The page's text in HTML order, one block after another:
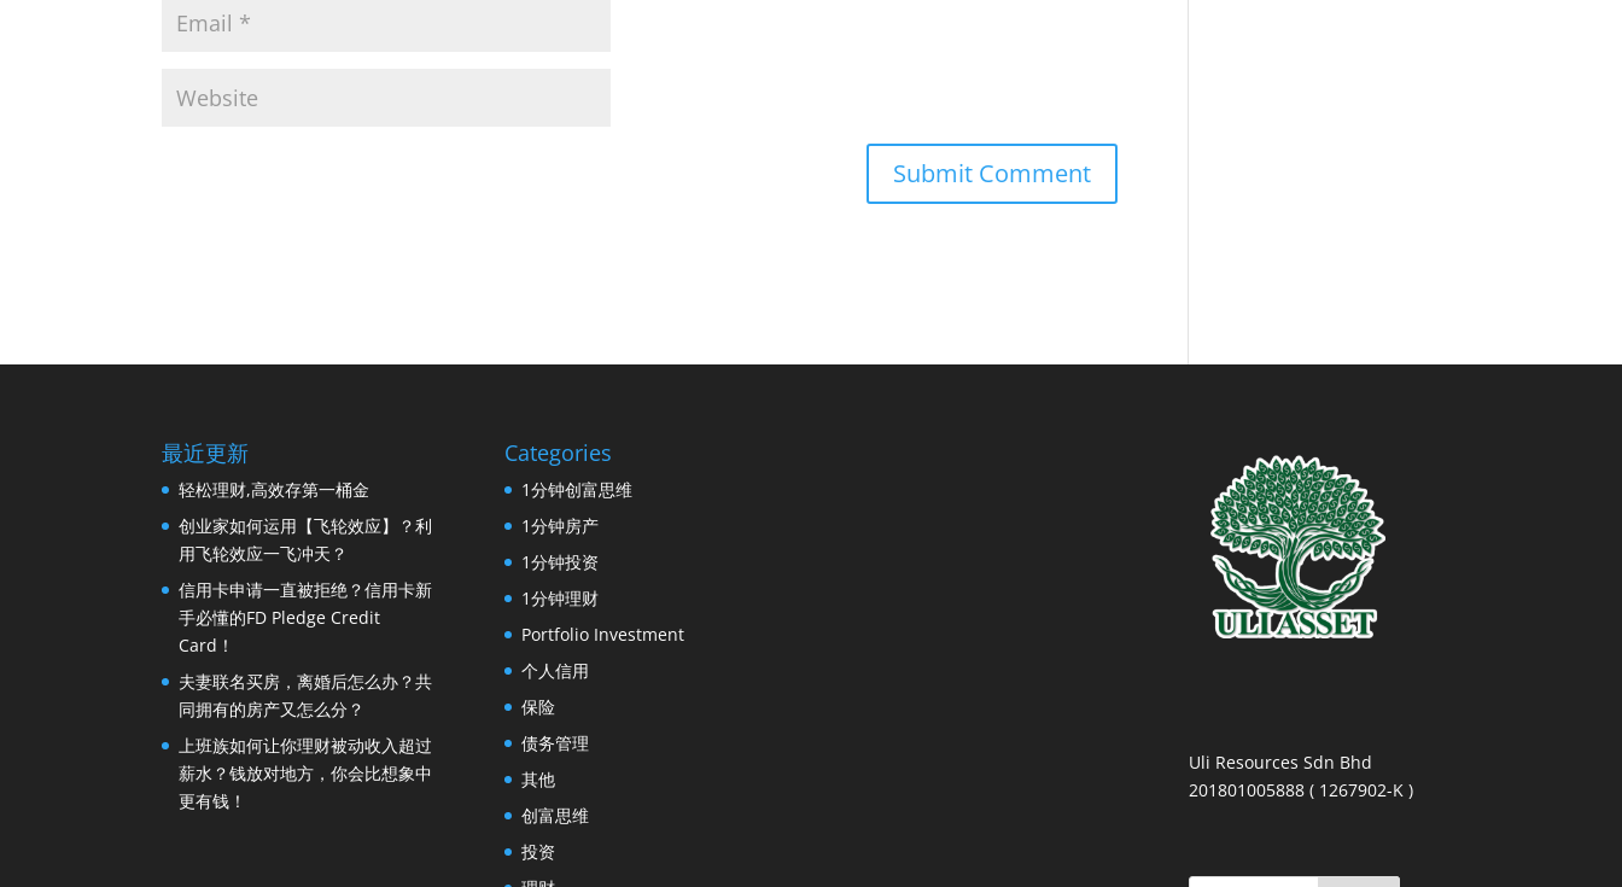
最近更新
轻松理财,高效存第一桶金
创业家如何运用【飞轮效应】？利
用飞轮效应一飞冲天？
信用卡申请一直被拒绝？信用卡新
手必懂的FD Pledge Credit
Card！
夫妻联名买房，离婚后怎么办？共
同拥有的房产又怎么分？
上班族如何让你理财被动收入超过
薪水？钱放对地方，你会比想象中
更有钱！
Categories
1分钟创富思维
1分钟房产
1分钟投资
1分钟理财
Portfolio Investment
个人信用
保险
债务管理
其他
创富思维
投资
Uli Resources Sdn Bhd
201801005888 ( 1267902-K )